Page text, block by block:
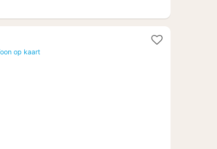
op kaart